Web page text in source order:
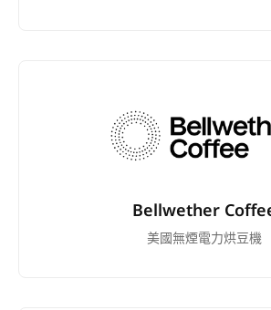
Bellwether
美國無煙電力烘豆機